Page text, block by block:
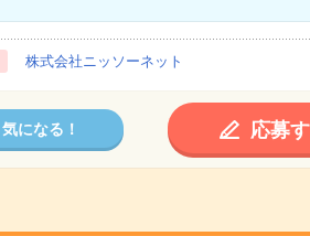
株式会社ニッソーネット
気になる！ 応募